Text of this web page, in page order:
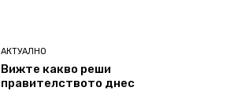
АКТУАЛНО
Вижте какво реши
правителството днес